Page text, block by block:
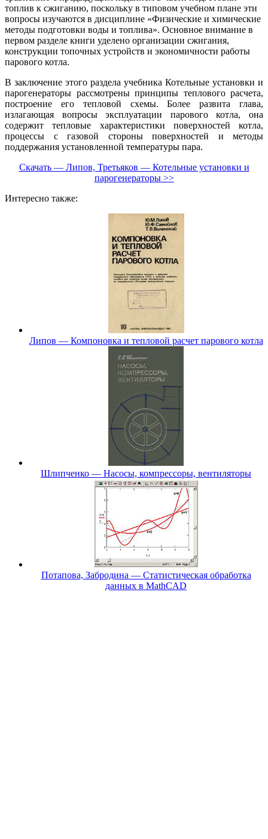
топлив к сжиганию, поскольку в типовом учебном плане эти
вопросы изучаются в дисциплине «Физические и химические
методы подготовки воды и топлива». Основное внимание в
первом разделе книги уделено организации сжигания,
конструкции топочных устройств и экономичности работы
парового котла.
В заключение этого раздела учебника Котельные установки и
парогенераторы рассмотрены принципы теплового расчета,
построение его тепловой схемы. Более развита глава,
излагающая вопросы эксплуатации парового котла, она
содержит тепловые характеристики поверхностей котла,
процессы с газовой стороны поверхностей и методы
поддержания установленной температуры пара.
Скачать — Липов, Третьяков — Котельные установки и
парогенераторы >>
Интересно также:
Липов — Компоновка и тепловой расчет парового котла
Шлипченко — Насосы, компрессоры, вентиляторы
Потапова, Забродина — Статистическая обработка
данных в MathCAD